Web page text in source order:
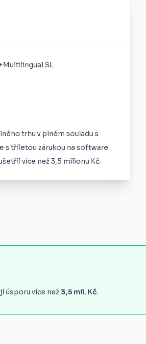
SL
trhu v plném souladu s
s tříletou zárukou na software.
více než 3,5 milionu Kč.
úsporu více než 3,5 mil. Kč.